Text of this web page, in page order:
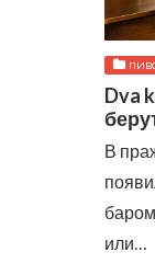
Dva
В
или…